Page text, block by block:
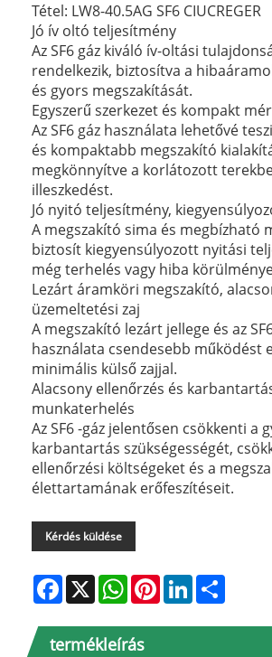
Tétel: LW8-40.5AG SF6 CIUCREGER
Jó ív oltó teljesítmény
Az SF6 gáz kiváló ív-oltási
rendelkezik, biztosítva a
és gyors megszakítását.
Egyszerű szerkezet és kompakt
Az SF6 gáz használata lehetővé
és kompaktabb megszakító
megkönnyítve a korlátozott
illeszkedést.
Jó nyitó teljesítmény,
A megszakító sima és megbízható
biztosít kiegyensúlyozott nyitási
még terhelés vagy hiba
Lezárt áramköri megszakító,
üzemeltetési zaj
A megszakító lezárt jellege és az
használata csendesebb működést
minimális külső zajjal.
Alacsony ellenőrzés és
munkaterhelés
Az SF6 -gáz jelentősen csökkenti a
karbantartás szükségességét,
ellenőrzési költségeket és a
élettartamának erőfeszítéseit.
Kérdés küldése
Facebook
X WhatsAppPinterestLinkedIn
termékleírás